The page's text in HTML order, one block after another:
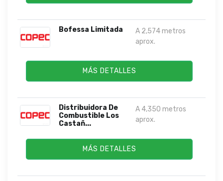
Bofessa Limitada
A 2,574 metros
aprox.
MÁS DETALLES
Distribuidora De
Combustible Los
Castañ...
A 4,350 metros
aprox.
MÁS DETALLES